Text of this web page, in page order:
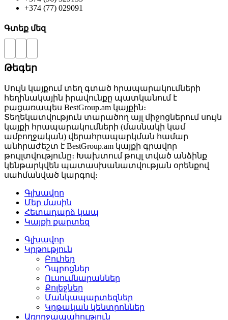
+374 (77) 029091
Գտեք մեզ
Թեգեր
Սույն կայքում տեղ գտած հրապարակումների
հեղինակային իրավունքը պատկանում է
բացառապես BestGroup.am կայքին։
Տեղեկատվություն տարածող այլ միջոցներում սույն
կայքի հրապարակումների (մասնակի կամ
ամբողջական) վերահրապարկման համար
անհրաժեշտ է BestGroup.am կայքի գրավոր
թույլտվությունը։ Խախտում թույլ տված անձինք
կենթարկվեն պատասխանատվության օրենքով
սահմանված կարգով։
Գլխավոր
Մեր մասին
Հետադարձ կապ
Կայքի քարտեզ
Գլխավոր
Կրթություն
Բուհեր­
Դպրոցներ­
Ուսումնարաններ­
Քոլեջներ­
Մանկապարտեզներ­
Կրթական կենտրոններ­
Առողջապահություն